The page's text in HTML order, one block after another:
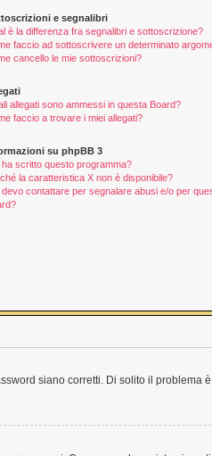
e segnalibri
è la differenza fra segnalibri e sottoscrizione?
faccio ad sottoscrivere un determinato
cancello le mie sottoscrizioni?
allegati sono ammessi in questa Board?
faccio a trovare i miei allegati?
su phpBB 3
ha scritto questo programma?
la caratteristica X non è disponibile?
devo contattare per segnalare abusi e/o per
siano corretti. Di solito il problema